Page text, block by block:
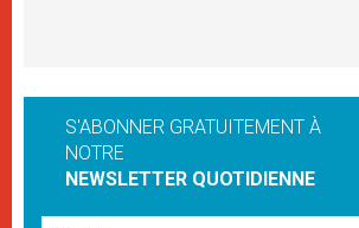
S'ABONNER GRATUITEMENT À
NOTRE
NEWSLETTER QUOTIDIENNE